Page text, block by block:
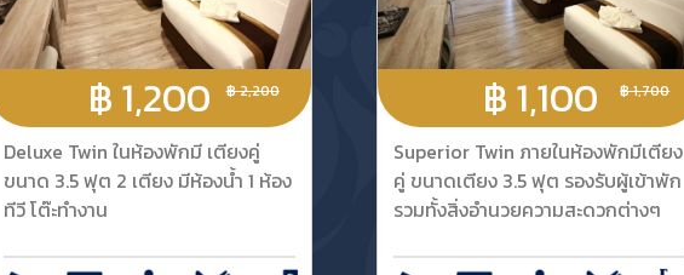
฿ 2,200
฿ 1,200
Deluxe Twin ในห้องพักมี เตียงคู่
ขนาด 3.5 ฟุต 2 เตียง มีห้องน้ำ 1 ห้อง
ทีวี โต๊ะทำงาน
฿ 1,700
฿ 1,100
Superior Twin ภายในห้องพักมีเตียง
คู่ ขนาดเตียง 3.5 ฟุต รองรับผู้เข้าพัก
รวมทั้งสิ่งอำนวยความสะดวกต่างๆ